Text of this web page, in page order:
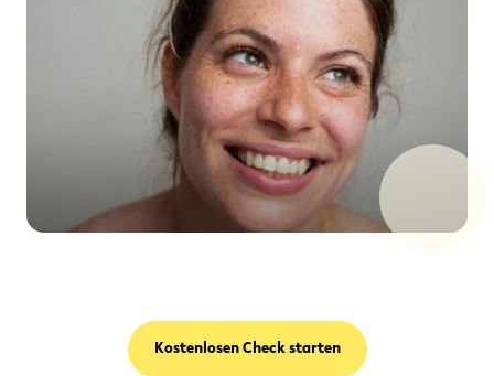
Kostenlosen Check starten